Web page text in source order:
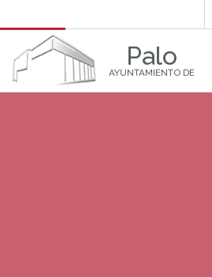
Palo
AYUNTAMIENTO DE